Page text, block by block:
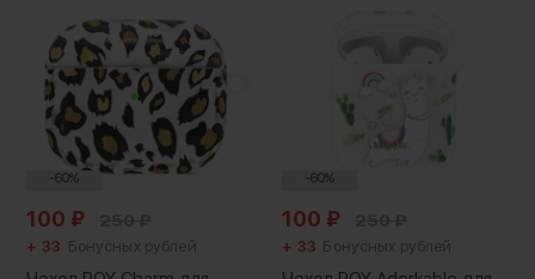
-60%
100 ₽
+ 33 Бонусных рублей
-60%
100 ₽
+ 33 Бонусных рублей